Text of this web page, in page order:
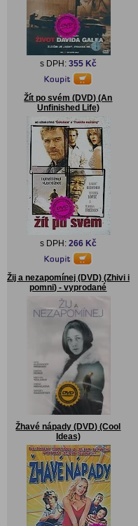
s DPH: 355 Kč
Žít po svém (DVD) (An
Unfinished Life)
s DPH: 266 Kč
Žij a nezapomínej (DVD) (Zhivi i
pomni) - vyprodané
Žhavé nápady (DVD) (Cool
Ideas)